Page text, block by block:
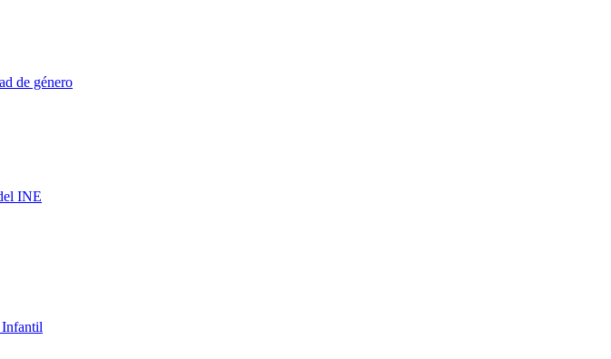
de género
INE
Infantil